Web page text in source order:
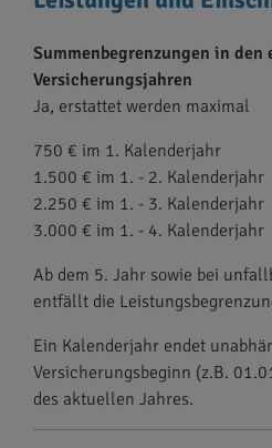
Summenbegrenzungen in den
Versicherungsjahren
Ja, erstattet werden maximal
750 € im 1. Kalenderjahr
1.500 € im 1. - 2. Kalenderjahr
2.250 € im 1. - 3. Kalenderjahr
3.000 € im 1. - 4. Kalenderjahr
Ab dem 5. Jahr sowie bei
entfällt die
Ein Kalenderjahr endet
Versicherungsbeginn (z.B.
des aktuellen Jahres.